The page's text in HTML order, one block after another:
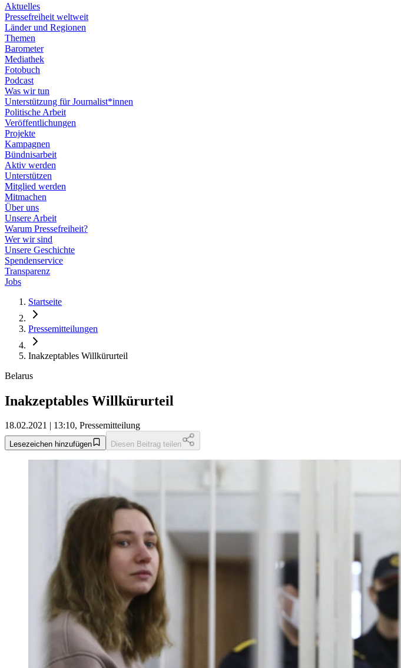
Aktuelles
Pressefreiheit weltweit
Länder und Regionen
Themen
Barometer
Mediathek
Fotobuch
Podcast
Was wir tun
Unterstützung für Journalist*innen
Politische Arbeit
Veröffentlichungen
Projekte
Kampagnen
Bündnisarbeit
Aktiv werden
Unterstützen
Mitglied werden
Mitmachen
Über uns
Unsere Arbeit
Warum Pressefreiheit?
Wer wir sind
Unsere Geschichte
Spendenservice
Transparenz
Jobs
Startseite
Pressemitteilungen
Inakzeptables Willkürurteil
Belarus
Inakzeptables Willkürurteil
18.02.2021 | 13:10, Pressemitteilung
Lesezeichen hinzufügen Diesen Beitrag teilen